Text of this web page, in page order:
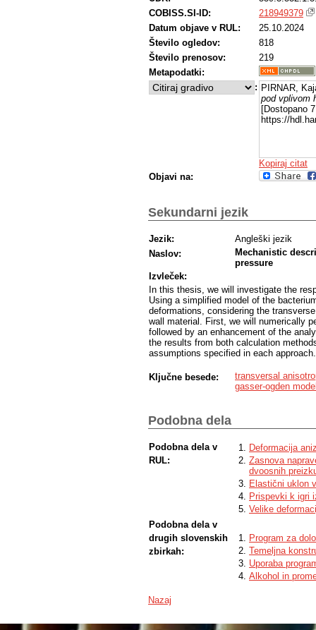
COBISS.SI-ID:
218949379
Datum objave v RUL:
25.10.2024
Število ogledov:
818
Število prenosov:
219
Metapodatki:
: PIRNAR,
pod vplivom
[Dostopano
https://
Kopiraj citat
Objavi na:
Sekundarni jezik
Jezik:
Angleški jezik
Naslov:
Mechanistic
pressure
Izvleček:
In this thesis, we will investigate the
Using a simplified model of the
deformations, considering the
wall material. First, we will numerically
followed by an enhancement of the
the results from both calculation
assumptions specified in each approach.
Ključne besede:
transversal
gasser-ogden
Podobna dela
Podobna dela v
RUL:
Deformacija
Zasnova
dvoosnih
Elastični uklon
Prispevki k igri
Velike
Podobna dela v
drugih slovenskih
zbirkah:
Program za
Temeljna
Uporaba
Alkohol in
Nazaj